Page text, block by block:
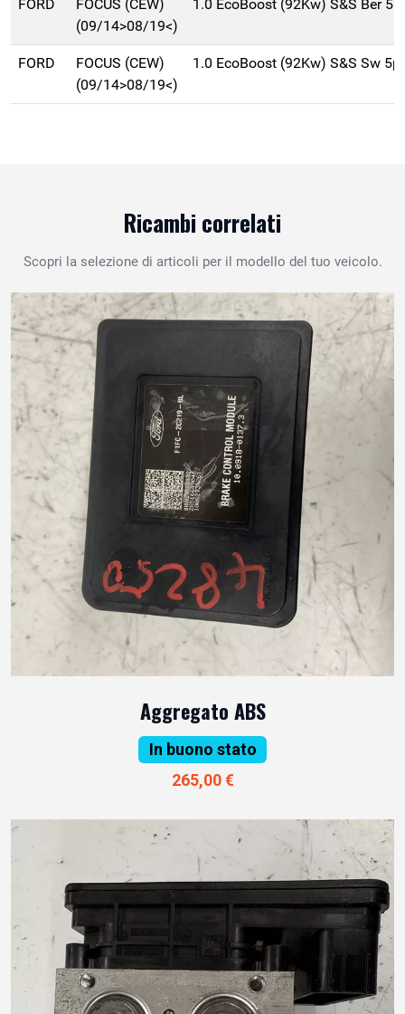
FORD
FOCUS (CEW)
(09/14>08/19<)
1.0 EcoBoost (92Kw) S&S Ber
FORD
FOCUS (CEW)
(09/14>08/19<)
1.0 EcoBoost (92Kw) S&S Sw
Ricambi correlati
Scopri la selezione di articoli per il modello del tuo veicolo.
Aggregato ABS
In buono stato
265,00 €